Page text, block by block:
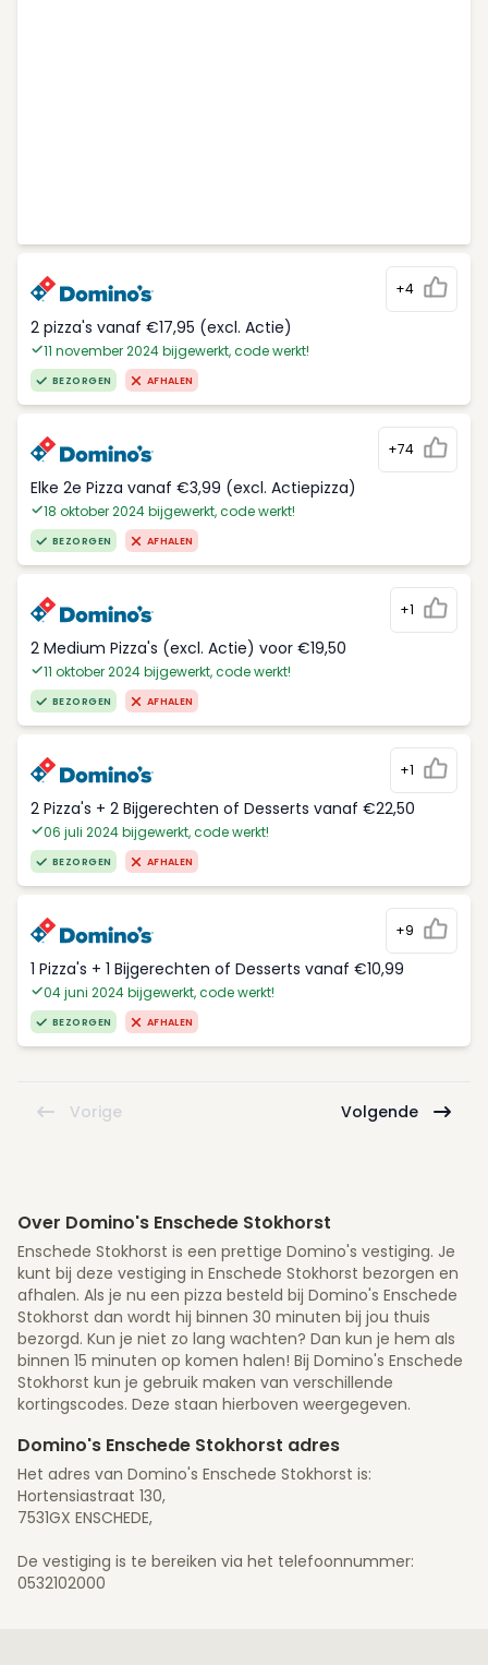
+4
2 pizza's vanaf €17,95 (excl. Actie)
11 november 2024 bijgewerkt, code werkt!
BEZORGEN AFHALEN
+74
Elke 2e Pizza vanaf €3,99 (excl. Actiepizza)
18 oktober 2024 bijgewerkt, code werkt!
BEZORGEN AFHALEN
+1
2 Medium Pizza's (excl. Actie) voor €19,50
11 oktober 2024 bijgewerkt, code werkt!
BEZORGEN AFHALEN
+1
2 Pizza's + 2 Bijgerechten of Desserts vanaf €22,50
06 juli 2024 bijgewerkt, code werkt!
BEZORGEN AFHALEN
+9
1 Pizza's + 1 Bijgerechten of Desserts vanaf €10,99
04 juni 2024 bijgewerkt, code werkt!
BEZORGEN AFHALEN
Vorige Volgende
Over Domino's Enschede Stokhorst
Enschede Stokhorst is een prettige Domino's vestiging. Je
kunt bij deze vestiging in Enschede Stokhorst bezorgen en
afhalen. Als je nu een pizza besteld bij Domino's Enschede
Stokhorst dan wordt hij binnen 30 minuten bij jou thuis
bezorgd. Kun je niet zo lang wachten? Dan kun je hem als
binnen 15 minuten op komen halen! Bij Domino's Enschede
Stokhorst kun je gebruik maken van verschillende
kortingscodes. Deze staan hierboven weergegeven.
Domino's Enschede Stokhorst adres
Het adres van Domino's Enschede Stokhorst is:
Hortensiastraat 130,
7531GX ENSCHEDE,
De vestiging is te bereiken via het telefoonnummer:
0532102000